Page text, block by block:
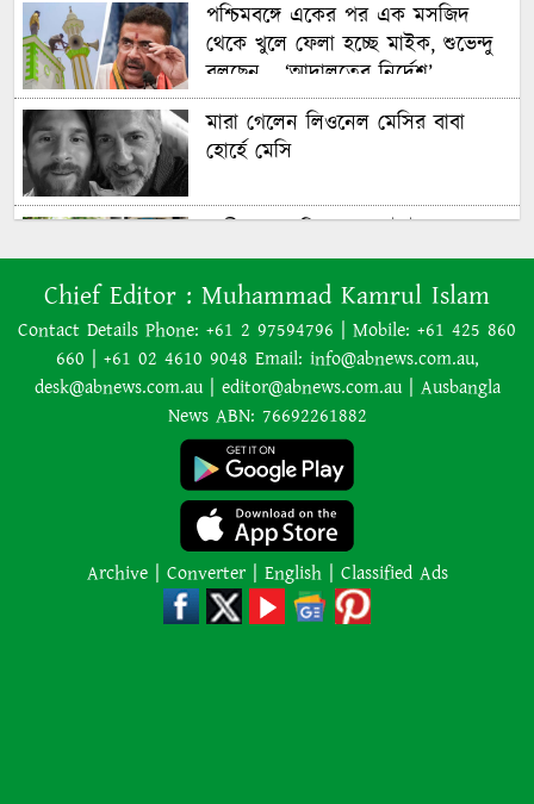
পশ্চিমবঙ্গে একের পর এক মসজিদ
থেকে খুলে ফেলা হচ্ছে মাইক, শুভেন্দু
বলছেন— ‘আদালতের নির্দেশ’
মারা গেলেন লিওনেল মেসির বাবা
হোর্হে মেসি
আসন-সংক্রান্ত নীতিকে ‘বিভ্রান্তিকর ও
প্রতারণামূলক’ আখ্যা দেওয়া হয়েছে
বাংলাদেশের বর্তমান সরকার নিয়ে
হাসিনার মন্তব্য ভারত সমর্থন করে না:
রণধীর জয়সওয়াল
এক শব্দেই সব গুজবের জবাব দিলেন
লিওনেল মেসি
রাজধানীতে গোপন বৈঠক, আওয়ামী
লীগের ৬ নেতাকর্মী গ্রেপ্তার
Chief Editor : Muhammad Kamrul Islam
Contact Details Phone: +61 2 97594796 | Mobile: +61 425 860
660 | +61 02 4610 9048 Email: info@abnews.com.au,
desk@abnews.com.au | editor@abnews.com.au | Ausbangla
News ABN: 76692261882
Archive | Converter | English | Classified Ads